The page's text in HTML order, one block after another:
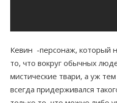
Кевин -персонаж, который
то, что вокруг обычных
мистические твари, а уж
всегда придерживался